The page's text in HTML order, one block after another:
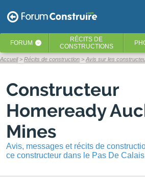
FORUM ‹ RÉCITS DE
CONSTRUCTIONS
Accueil Récits de construction Avis sur les
Constructeur
Homeready
Mines
Avis, messages et récits de
ce constructeur dans le Pas De Calais